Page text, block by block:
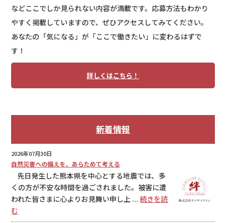
などここでしか見られない内容が満載です。応募方法もわかり
やすく掲載していますので、ぜひアクセスしてみてください。
あなたの「気になる」が「ここで働きたい」に変わるはずで
す！
詳しくはこちら！
新着情報
2026年07月30日
自然災害への備えを、あらためて考える
先日発生した熊本県を中心とする地震では、多
くの方が不安な時間を過ごされました。被害に遭
われた皆さまに心よりお見舞い申し上 ...続きを読
む